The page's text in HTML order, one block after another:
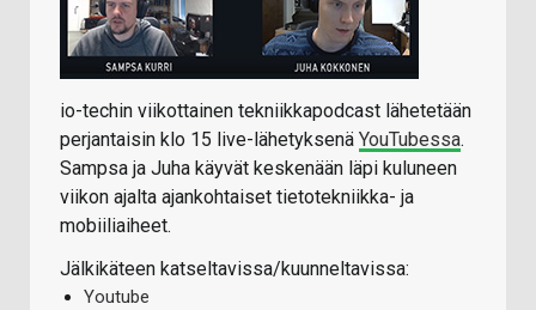
io-techin viikottainen tekniikkapodcast lähetetään
perjantaisin klo 15 live-lähetyksenä YouTubessa.
Sampsa ja Juha käyvät keskenään läpi kuluneen
viikon ajalta ajankohtaiset tietotekniikka- ja
mobiiliaiheet.
Jälkikäteen katseltavissa/kuunneltavissa:
Youtube